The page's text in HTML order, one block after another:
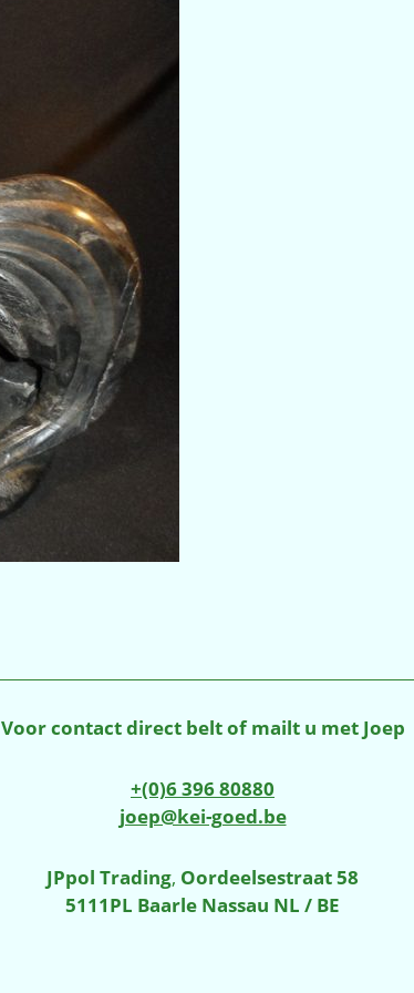
Voor contact direct belt of mailt u met Joep
+(0)6 396 80880
joep@kei-goed.be
JPpol Trading, Oordeelsestraat 58
5111PL Baarle Nassau NL / BE